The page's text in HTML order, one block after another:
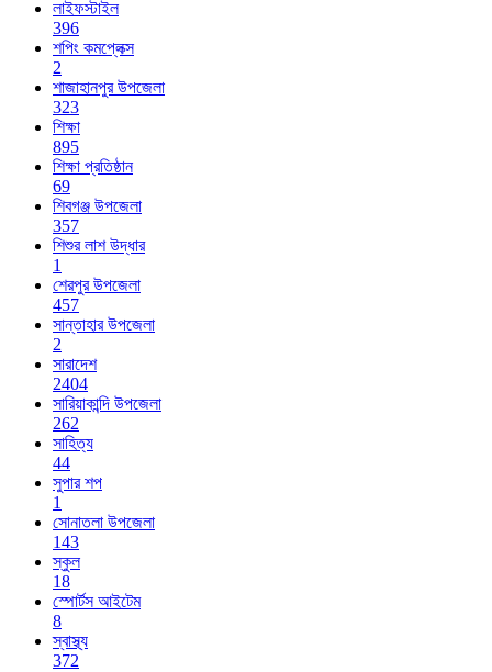
লাইফস্টাইল
396
শপিং কমপ্লেক্স
2
শাজাহানপুর উপজেলা
323
শিক্ষা
895
শিক্ষা প্রতিষ্ঠান
69
শিবগঞ্জ উপজেলা
357
শিশুর লাশ উদ্ধার
1
শেরপুর উপজেলা
457
সান্তাহার উপজেলা
2
সারাদেশ
2404
সারিয়াকান্দি উপজেলা
262
সাহিত্য
44
সুপার শপ
1
সোনাতলা উপজেলা
143
স্কুল
18
স্পোর্টস আইটেম
8
স্বাস্থ্য
372